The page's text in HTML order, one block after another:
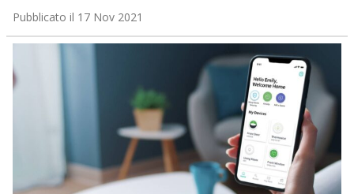
Pubblicato il 17 Nov 2021